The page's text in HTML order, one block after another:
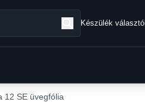
Készülék választó
12 SE üvegfólia